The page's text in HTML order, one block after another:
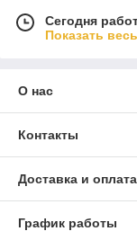
Сегодня
Показать
О нас
Контакты
Доставка и оплата
График работы